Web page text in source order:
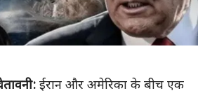
ईरान और अमेरिका के बीच एक